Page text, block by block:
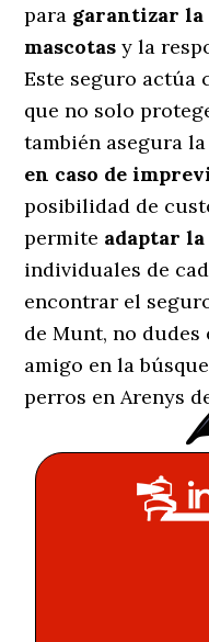
para garantizar la
mascotas y la
Este seguro actúa
que no solo
también asegura la
en caso de
posibilidad de
permite adaptar
individuales de
encontrar el
de Munt, no
amigo en la
perros en Arenys